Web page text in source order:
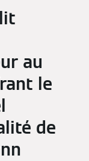
au
le
de